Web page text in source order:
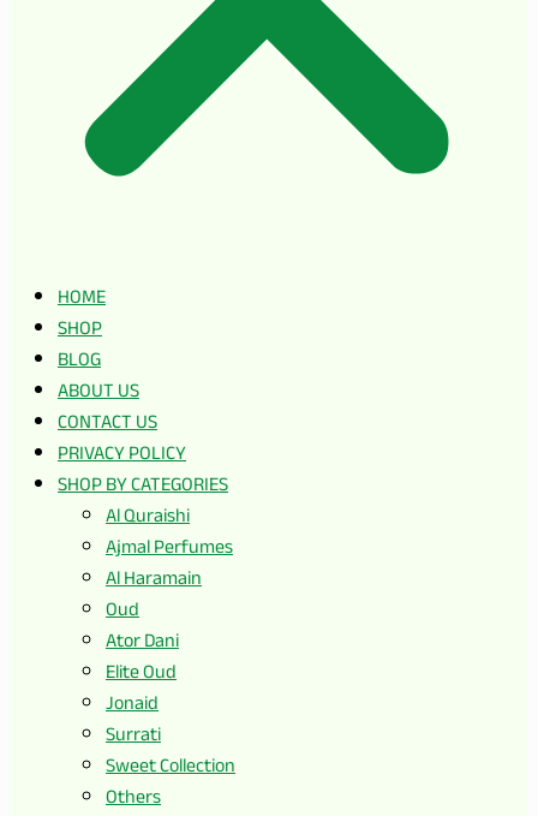
HOME
SHOP
BLOG
ABOUT US
CONTACT US
PRIVACY POLICY
SHOP BY CATEGORIES
Al Quraishi
Ajmal Perfumes
Al Haramain
Oud
Ator Dani
Elite Oud
Jonaid
Surrati
Sweet Collection
Others